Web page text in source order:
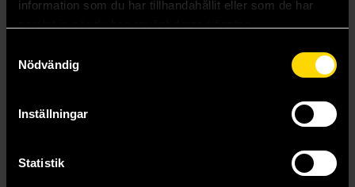
information som du har tillhandahållit eller som de har
Nödvändig
Inställningar
Statistik
Beställ